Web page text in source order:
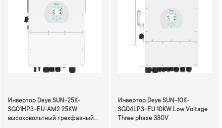
Инвертор Deye SUN-25K-
SG01HP3-EU-AM2 25KW
высоковольтный трехфазный
Инвертор Deye SUN-10K-
SG04LP3-EU 10KW Low Voltage
Three phase 380V